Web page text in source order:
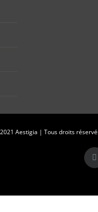
Aestigia | Tous droits
X